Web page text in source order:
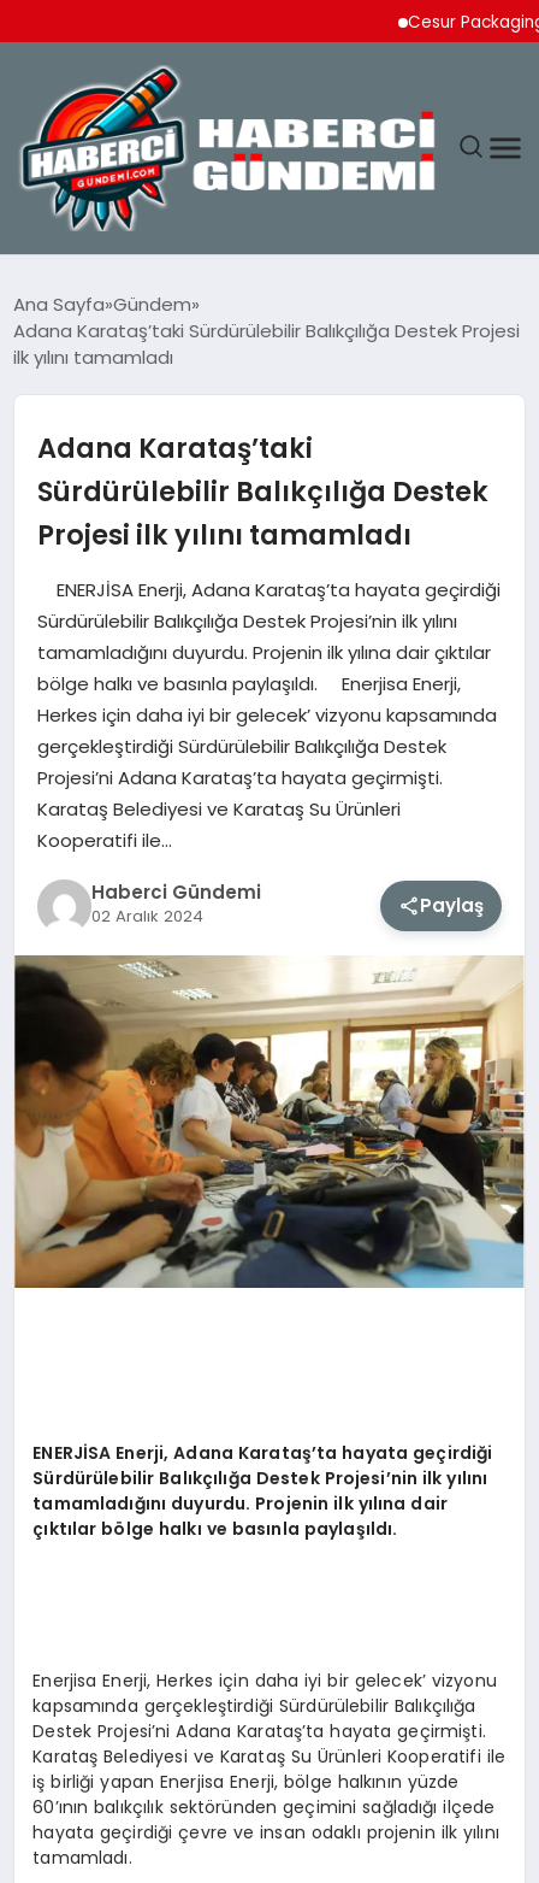
Cesur Packaging,
YAŞAM
DÜNYA
MAGAZIN
EĞITIM
SAĞLIK
TEKNOLOJI
Ana Sayfa Gündem
Adana Karataş’taki Sürdürülebilir Balıkçılığa Destek Projesi
ilk yılını tamamladı
Adana Karataş’taki
Sürdürülebilir Balıkçılığa Destek
Projesi ilk yılını tamamladı
ENERJİSA Enerji, Adana Karataş’ta hayata geçirdiği
Sürdürülebilir Balıkçılığa Destek Projesi’nin ilk yılını
tamamladığını duyurdu. Projenin ilk yılına dair çıktılar
bölge halkı ve basınla paylaşıldı. Enerjisa Enerji,
Herkes için daha iyi bir gelecek’ vizyonu kapsamında
gerçekleştirdiği Sürdürülebilir Balıkçılığa Destek
Projesi’ni Adana Karataş’ta hayata geçirmişti.
Karataş Belediyesi ve Karataş Su Ürünleri
Kooperatifi ile…
Haberci Gündemi
02 Aralık 2024 Paylaş
ENERJİSA Enerji, Adana Karataş’ta hayata geçirdiği
Sürdürülebilir Balıkçılığa Destek Projesi’nin ilk yılını
tamamladığını duyurdu. Projenin ilk yılına dair
çıktılar bölge halkı ve basınla paylaşıldı.
Enerjisa Enerji, Herkes için daha iyi bir gelecek’ vizyonu
kapsamında gerçekleştirdiği Sürdürülebilir Balıkçılığa
Destek Projesi’ni Adana Karataş’ta hayata geçirmişti.
Karataş Belediyesi ve Karataş Su Ürünleri Kooperatifi ile
iş birliği yapan Enerjisa Enerji, bölge halkının yüzde
60’ının balıkçılık sektöründen geçimini sağladığı ilçede
hayata geçirdiği çevre ve insan odaklı projenin ilk yılını
tamamladı.